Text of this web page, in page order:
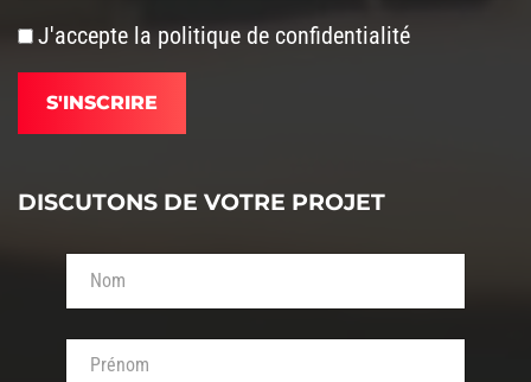
J'accepte la politique de confidentialité
DISCUTONS DE VOTRE PROJET
Votre nom (obligatoire)
Votre prénom (obligatoire)